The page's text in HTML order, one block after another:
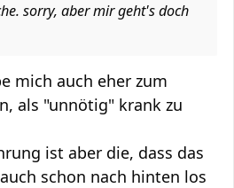
sorry, aber mir geht's doch
mich auch eher zum
als "unnötig" krank zu
ist aber die, dass das
schon nach hinten los